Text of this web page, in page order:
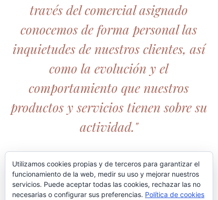
través del comercial asignado
conocemos de forma personal las
inquietudes de nuestros clientes, así
como la evolución y el
comportamiento que nuestros
productos y servicios tienen sobre su
actividad."
Utilizamos cookies propias y de terceros para garantizar el
funcionamiento de la web, medir su uso y mejorar nuestros
servicios. Puede aceptar todas las cookies, rechazar las no
necesarias o configurar sus preferencias. Política de cookies